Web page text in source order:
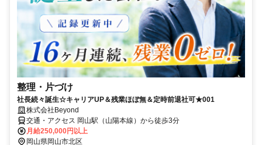
整理・片づけ
社長続々誕生☆キャリアUP＆残業ほぼ無＆定時前退社可★001
株式会社Beyond
交通・アクセス 岡山駅（山陽本線）から徒歩3分
月給250,000円以上
岡山県岡山市北区